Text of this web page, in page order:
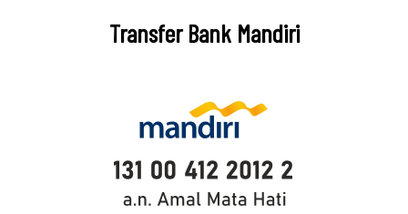
Transfer Bank Mandiri